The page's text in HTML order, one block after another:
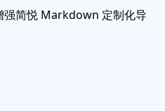
强简悦 Markdown 定制化导